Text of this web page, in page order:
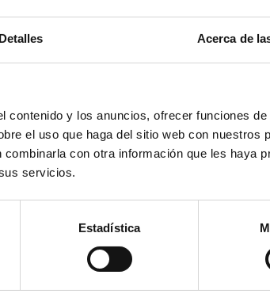
Detalles Acerca de
y los anuncios, ofrecer funciones
el uso que haga del sitio web con nuestros
con otra información que les haya
servicios.
Estadística
TRATAMIENTO:
2 kgs
ALEGRANZA AÑEJO DE